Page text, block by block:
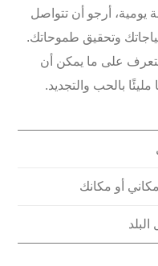
يومية، أرجو أن تتواصل
وتحقيق طموحاتك.
على ما يمكن أن
بالحب والتجديد.
أو مكانك
البلد